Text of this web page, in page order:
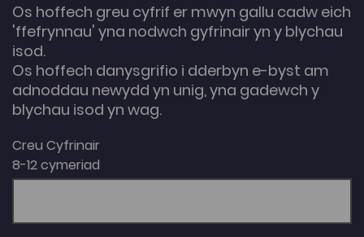
Os hoffech greu cyfrif er mwyn gallu cadw eich
'ffefrynnau' yna nodwch gyfrinair yn y blychau
isod.
Os hoffech danysgrifio i dderbyn e-byst am
adnoddau newydd yn unig, yna gadewch y
blychau isod yn wag.
Creu Cyfrinair
8-12 cymeriad